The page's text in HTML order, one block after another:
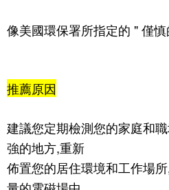
像美國環保署所指定的 " 僅
推薦原因
建議您定期檢測您的家庭和
強的地方,重新
佈置您的居住環境和工作場